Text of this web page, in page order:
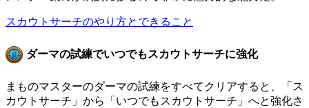
スカウトサーチのやり方とできること
ダーマの試練でいつでもスカウトサーチに強化
まものマスターのダーマの試練をすべてクリアすると、「ス
カウトサーチ」から「いつでもスカウトサーチ」へと強化さ